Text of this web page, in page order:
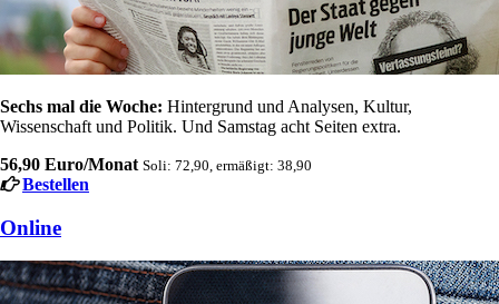
Sechs mal die Woche: Hintergrund und Analysen, Kultur,
Wissenschaft und Politik. Und Samstag acht Seiten extra.
56,90 Euro/Monat Soli: 72,90, ermäßigt: 38,90
Bestellen
Online